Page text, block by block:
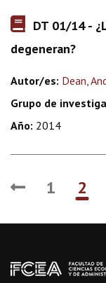
DT 01/14 -
degeneran?
Autor/es: Dean,
Grupo de
Año: 2014
1 2